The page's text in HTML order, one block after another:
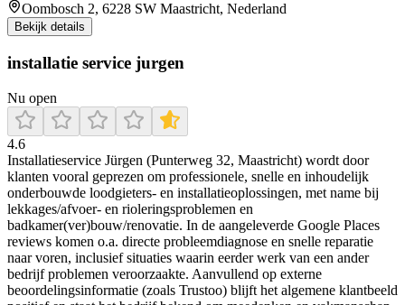
Oombosch 2, 6228 SW Maastricht, Nederland
Bekijk details
installatie service jurgen
Nu open
4.6
Installatieservice Jürgen (Punterweg 32, Maastricht) wordt door
klanten vooral geprezen om professionele, snelle en inhoudelijk
onderbouwde loodgieters- en installatieoplossingen, met name bij
lekkages/afvoer- en rioleringsproblemen en
badkamer(ver)bouw/renovatie. In de aangeleverde Google Places
reviews komen o.a. directe probleemdiagnose en snelle reparatie
naar voren, inclusief situaties waarin eerder werk van een ander
bedrijf problemen veroorzaakte. Aanvullend op externe
beoordelingsinformatie (zoals Trustoo) blijft het algemene klantbeeld